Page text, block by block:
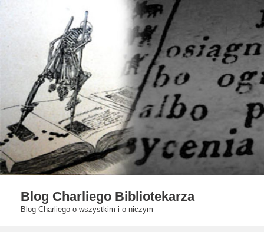
Blog Charliego Bibliotekarza
Blog Charliego o wszystkim i o niczym